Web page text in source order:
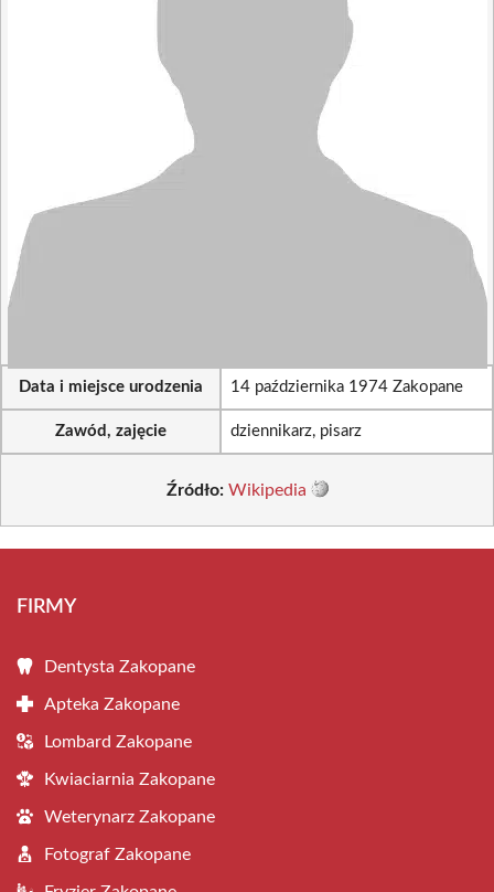
Data i miejsce urodzenia 14 października 1974 Zakopane
Zawód, zajęcie dziennikarz, pisarz
Źródło: Wikipedia
FIRMY
Dentysta Zakopane
Apteka Zakopane
Lombard Zakopane
Kwiaciarnia Zakopane
Weterynarz Zakopane
Fotograf Zakopane